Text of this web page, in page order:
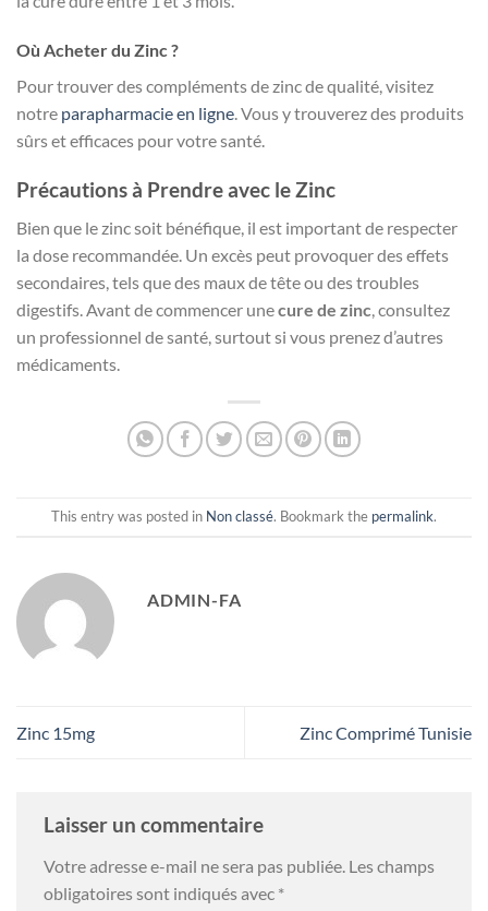
Où Acheter du Zinc ?
Pour trouver des compléments de zinc de qualité, visitez
notre parapharmacie en ligne. Vous y trouverez des produits
sûrs et efficaces pour votre santé.
Précautions à Prendre avec le Zinc
Bien que le zinc soit bénéfique, il est important de respecter
la dose recommandée. Un excès peut provoquer des effets
secondaires, tels que des maux de tête ou des troubles
digestifs. Avant de commencer unecure de zinc , consultez
un professionnel de santé, surtout si vous prenez d’autres
médicaments.
This entry was posted in Non classé. Bookmark the permalink.
ADMIN-FA
Zinc 15mg Zinc Comprimé Tunisie
Laisser un commentaire
Votre adresse e-mail ne sera pas publiée. Les champs
obligatoires sont indiqués avec *